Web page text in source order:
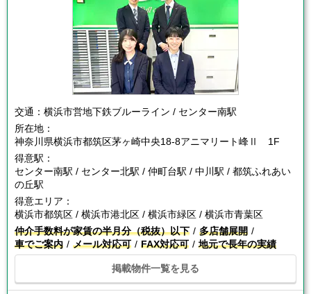
交通： 横浜市営地下鉄ブルーライン / センター南駅
所在地：
神奈川県横浜市都筑区茅ヶ崎中央18-8アニマリート峰Ⅱ 1F
得意駅：
センター南駅 / センター北駅 / 仲町台駅 / 中川駅 / 都筑ふれあい
の丘駅
得意エリア：
横浜市都筑区 / 横浜市港北区 / 横浜市緑区 / 横浜市青葉区
仲介手数料が家賃の半月分（税抜）以下
多店舗展開
車でご案内
メール対応可 FAX対応可 地元で長年の実績
掲載物件一覧を見る